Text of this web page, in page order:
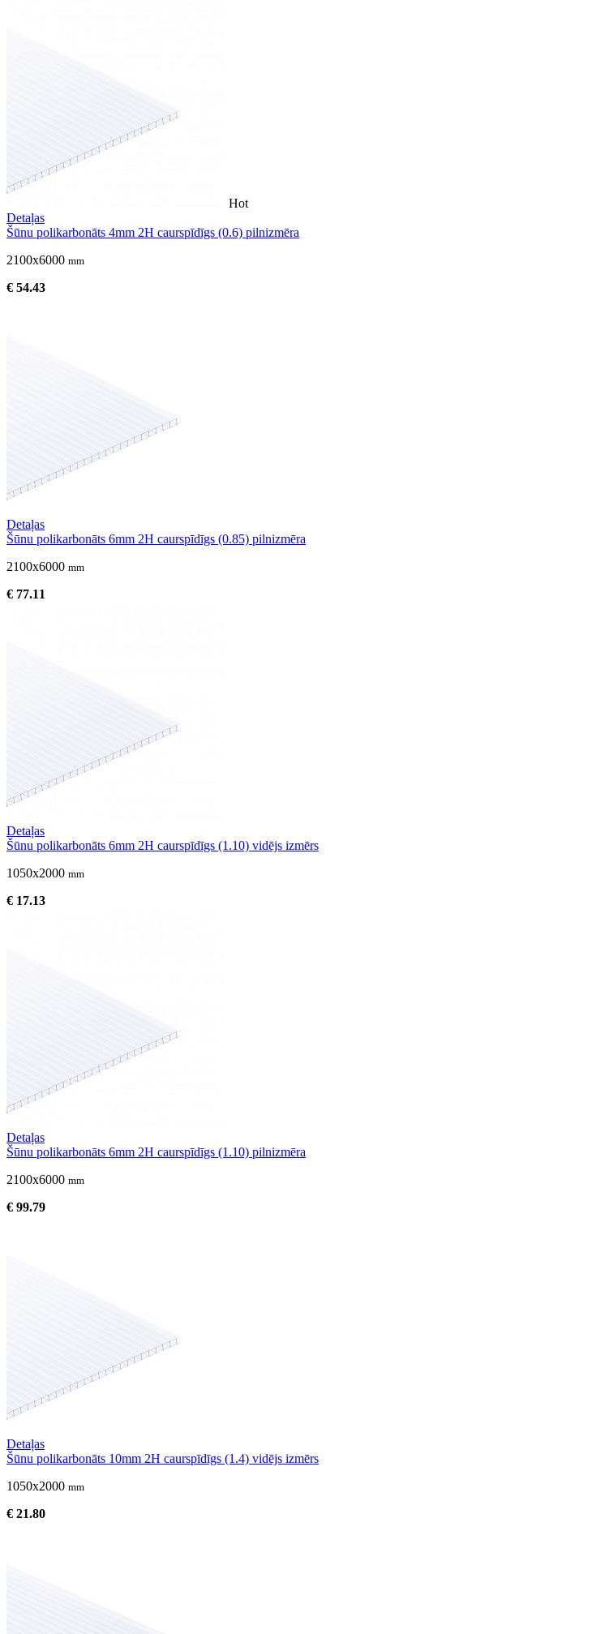
Hot
Detaļas
Šūnu polikarbonāts 4mm 2H caurspīdīgs (0.6) pilnizmēra
2100x6000 mm
€ 54.43
Detaļas
Šūnu polikarbonāts 6mm 2H caurspīdīgs (0.85) pilnizmēra
2100x6000 mm
€ 77.11
Detaļas
Šūnu polikarbonāts 6mm 2H caurspīdīgs (1.10) vidējs izmērs
1050x2000 mm
€ 17.13
Detaļas
Šūnu polikarbonāts 6mm 2H caurspīdīgs (1.10) pilnizmēra
2100x6000 mm
€ 99.79
Detaļas
Šūnu polikarbonāts 10mm 2H caurspīdīgs (1.4) vidējs izmērs
1050x2000 mm
€ 21.80